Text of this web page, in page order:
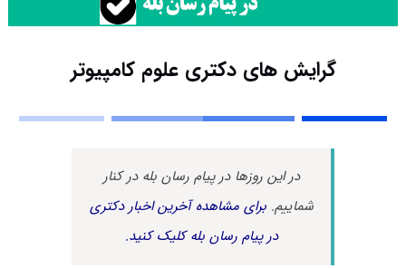
گرایش های دکتری ﻋﻠﻮم ﻛﺎﻣﭙﻴﻮﺗﺮ
در این روزها در پیام رسان بله در کنار
شماییم.برای مشاهده آخرین اخبار دکتری
در پیام رسان بله کلیک کنید.